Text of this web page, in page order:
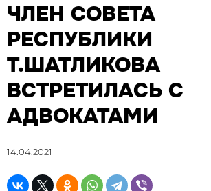
ЧЛЕН СОВЕТА
РЕСПУБЛИКИ
Т.ШАТЛИКОВА
ВСТРЕТИЛАСЬ С
АДВОКАТАМИ
14.04.2021